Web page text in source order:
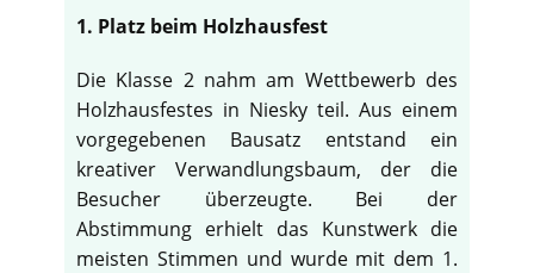
1. Platz beim Holzhausfest
Die Klasse 2 nahm am Wettbewerb des
Holzhausfestes in Niesky teil. Aus einem
vorgegebenen Bausatz entstand ein
kreativer Verwandlungsbaum, der die
Besucher überzeugte. Bei der
Abstimmung erhielt das Kunstwerk die
meisten Stimmen und wurde mit dem 1.